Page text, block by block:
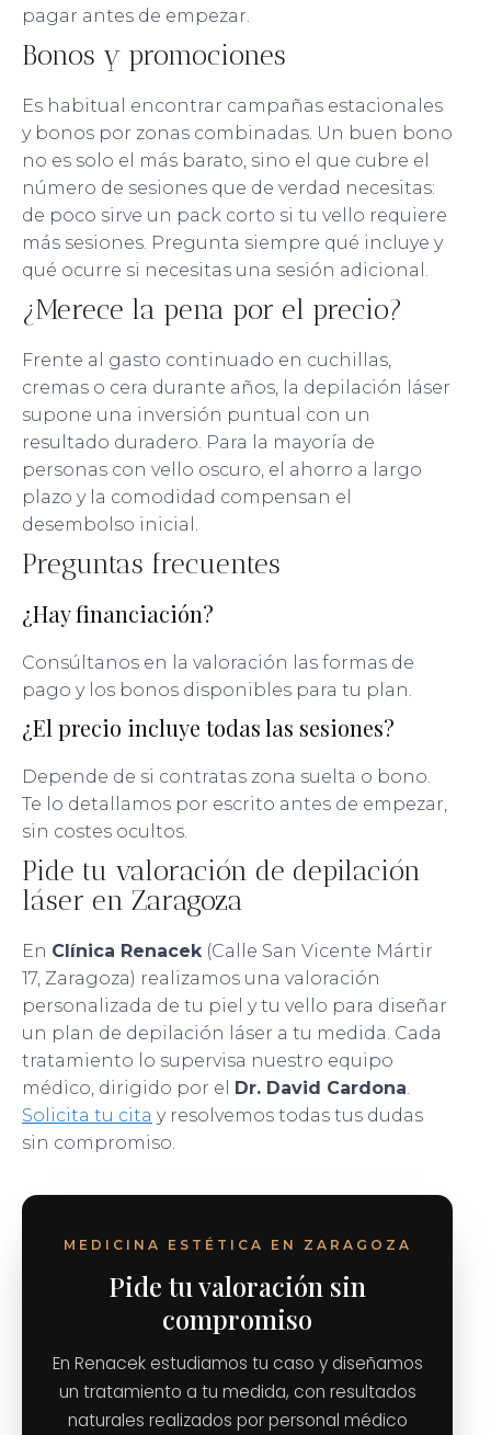
pagar antes de empezar.
Bonos y promociones
Es habitual encontrar campañas estacionales
y bonos por zonas combinadas. Un buen bono
no es solo el más barato, sino el que cubre el
número de sesiones que de verdad necesitas:
de poco sirve un pack corto si tu vello requiere
más sesiones. Pregunta siempre qué incluye y
qué ocurre si necesitas una sesión adicional.
¿Merece la pena por el precio?
Frente al gasto continuado en cuchillas,
cremas o cera durante años, la depilación láser
supone una inversión puntual con un
resultado duradero. Para la mayoría de
personas con vello oscuro, el ahorro a largo
plazo y la comodidad compensan el
desembolso inicial.
Preguntas frecuentes
¿Hay financiación?
Consúltanos en la valoración las formas de
pago y los bonos disponibles para tu plan.
¿El precio incluye todas las sesiones?
Depende de si contratas zona suelta o bono.
Te lo detallamos por escrito antes de empezar,
sin costes ocultos.
Pide tu valoración de depilación
láser en Zaragoza
En Clínica Renacek (Calle San Vicente Mártir
17, Zaragoza) realizamos una valoración
personalizada de tu piel y tu vello para diseñar
un plan de depilación láser a tu medida. Cada
tratamiento lo supervisa nuestro equipo
médico, dirigido por el Dr. David Cardona
Solicita tu cita y resolvemos todas tus dudas
sin compromiso.
MEDICINA ESTÉTICA EN ZARAGOZA
Pide tu valoración sin
compromiso
En Renacek estudiamos tu caso y diseñamos
un tratamiento a tu medida, con resultados
naturales realizados por personal médico